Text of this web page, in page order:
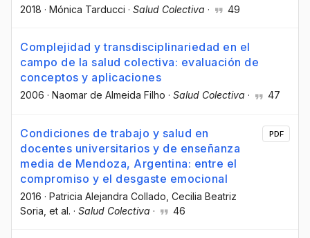
2018 · Mónica Tarducci · Salud Colectiva · 49
Complejidad y transdisciplinariedad en el
campo de la salud colectiva: evaluación de
conceptos y aplicaciones
2006 · Naomar de Almeida Filho · Salud Colectiva · 47
Condiciones de trabajo y salud en
docentes universitarios y de enseñanza
media de Mendoza, Argentina: entre el
compromiso y el desgaste emocional
2016 · Patricia Alejandra Collado , Cecilia Beatriz
Soria , et al. · Salud Colectiva · 46
PDF